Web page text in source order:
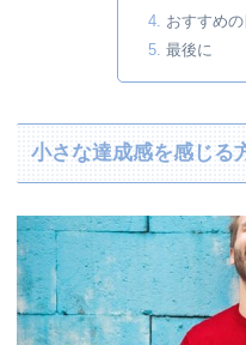
おすすめ
最後に
小さな達成感を感じる